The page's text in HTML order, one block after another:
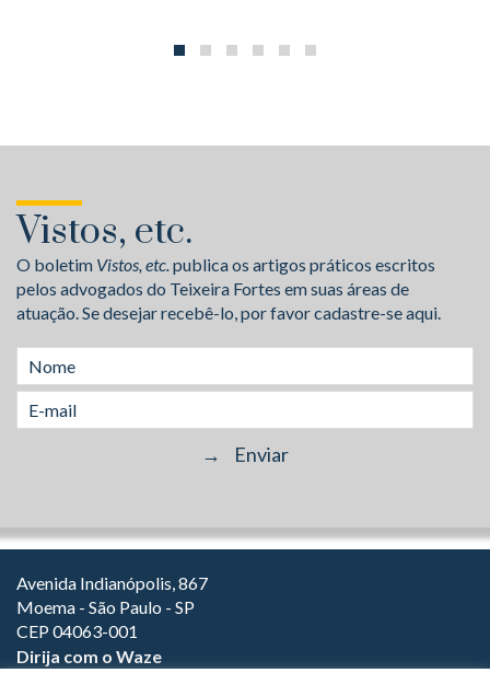
Vistos, etc.
O boletim Vistos, etc.publica os artigos práticos escritos
pelos advogados do Teixeira Fortes em suas áreas de
atuação. Se desejar recebê-lo, por favor cadastre-se aqui.
Avenida Indianópolis, 867
Moema - São Paulo - SP
CEP 04063-001
Dirija com o Waze